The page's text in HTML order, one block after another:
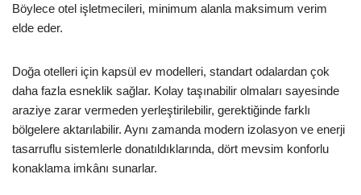
Böylece otel işletmecileri, minimum alanla maksimum verim
elde eder.
Doğa otelleri için kapsül ev modelleri, standart odalardan çok
daha fazla esneklik sağlar. Kolay taşınabilir olmaları sayesinde
araziye zarar vermeden yerleştirilebilir, gerektiğinde farklı
bölgelere aktarılabilir. Aynı zamanda modern izolasyon ve enerji
tasarruflu sistemlerle donatıldıklarında, dört mevsim konforlu
konaklama imkânı sunarlar.